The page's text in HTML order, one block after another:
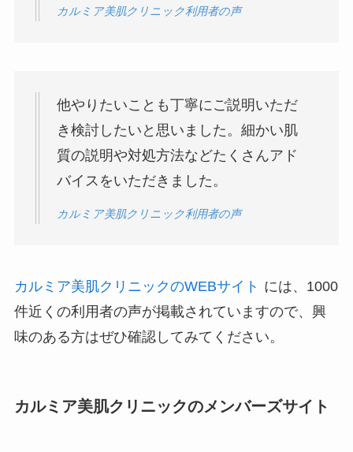
カルミア美肌クリニック利用者の声
他やりたいことも丁寧にご説明いただ
き検討したいと思いました。細かい肌
質の説明や対処方法などたくさんアド
バイスをいただきました。
カルミア美肌クリニック利用者の声
カルミア美肌クリニックのWEBサイト には、1000
件近くの利用者の声が掲載されていますので、興
味のある方はぜひ確認してみてください。
カルミア美肌クリニックのメンバーズサイト